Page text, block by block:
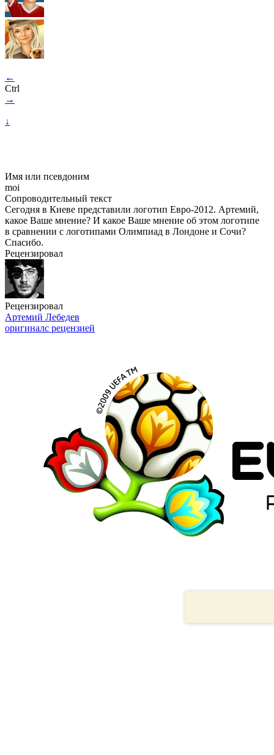
←
Ctrl
→
↓
Имя или псевдоним
moi
Сопроводительный текст
Сегодня в Киеве представили логотип Евро-2012. Артемий,
какое Ваше мнение? И какое Ваше мнение об этом логотипе
в сравнении с логотипами Олимпиад в Лондоне и Сочи?
Спасибо.
Рецензировал
Рецензировал
Артемий Лебедев
оригиналс рецензией